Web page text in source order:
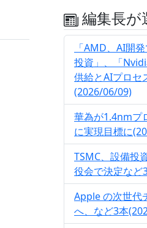
編集長が
「AMD、AI開
投資」、「
供給とAIプロセ
(2026/06/09)
華為が1.4nmプ
に実現目標に
TSMC、設備投
役会で決定な
Apple の次世代
へ、など3本